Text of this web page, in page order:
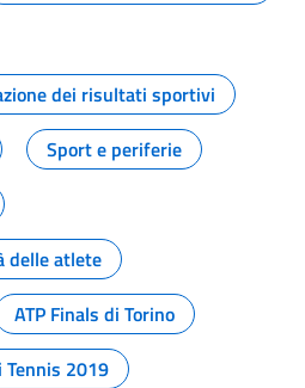
dei risultati sportivi
Sport e periferie
delle atlete
ATP Finals di Torino
2019